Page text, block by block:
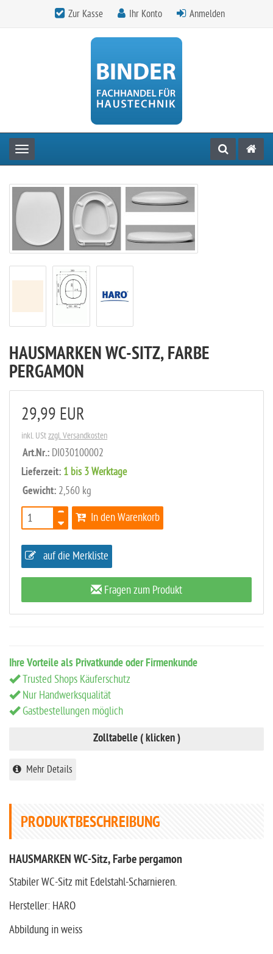
Zur Kasse Ihr Konto Anmelden
Toggle navigation
HAUSMARKEN WC-SITZ, FARBE
PERGAMON
29,99 EUR
inkl. UStzzgl. Versandkosten
Art.Nr.: DI030100002
Lieferzeit: 1 bis 3 Werktage
Gewicht: 2,560 kg
In den Warenkorb
auf die Merkliste
Fragen zum Produkt
Ihre Vorteile als Privatkunde oder Firmenkunde
Trusted Shops Käuferschutz
Nur Handwerksqualität
Gastbestellungen möglich
Zolltabelle ( klicken )
Mehr Details
PRODUKTBESCHREIBUNG
HAUSMARKEN WC-Sitz, Farbe pergamon
Stabiler WC-Sitz mit Edelstahl-Scharnieren.
Hersteller: HARO
Abbildung in weiss